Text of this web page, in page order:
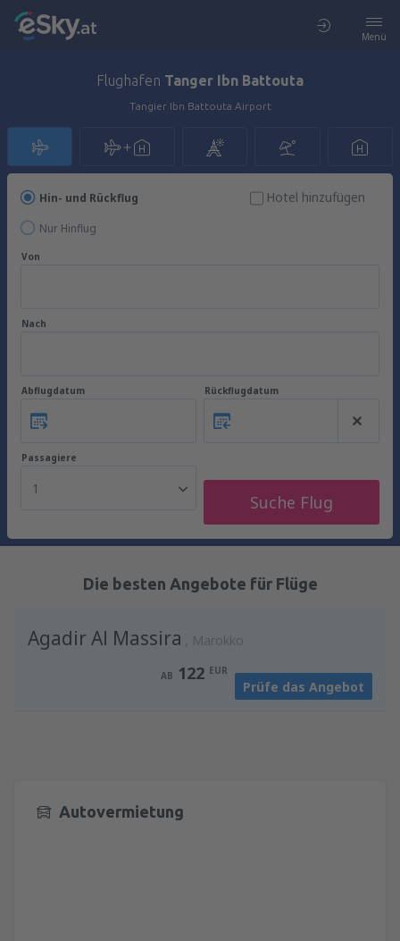
Menü
Flughafen Tanger Ibn Battouta
Tangier Ibn Battouta Airport
Hin- und Rückflug
Nur Hinflug
Hotel hinzufügen
Von
Nach
Abflugdatum Rückflugdatum
Passagiere
1
Suche Flug
Die besten Angebote für Flüge
Agadir Al Massira Marokko
AB 122 EUR
Prüfe das Angebot
Autovermietung